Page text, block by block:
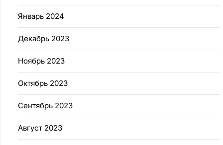
Январь 2024
Декабрь 2023
Ноябрь 2023
Октябрь 2023
Сентябрь 2023
Август 2023